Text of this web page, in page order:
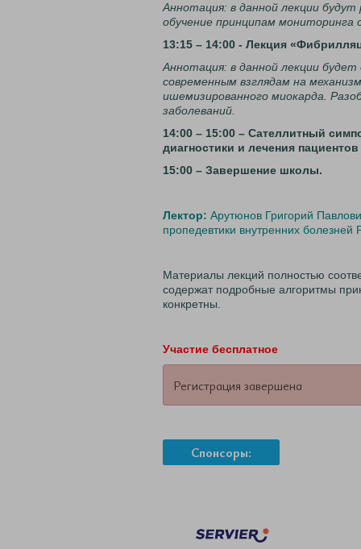
Аннотация: в данной лекции
обучение принципам мониторинга
13:15 – 14:00 - Лекция
Аннотация: в данной лекции
современным взглядам на
ишемизированного миокарда.
заболеваний.
14:00 – 15:00 – Сателлитный
диагностики и лечения
15:00 – Завершение школы.
Лектор: Арутюнов Григорий
пропедевтики внутренних
Материалы лекций полностью
содержат подробные алгоритмы
конкретны.
Участие бесплатное
Регистрация завершена
Спонсоры: